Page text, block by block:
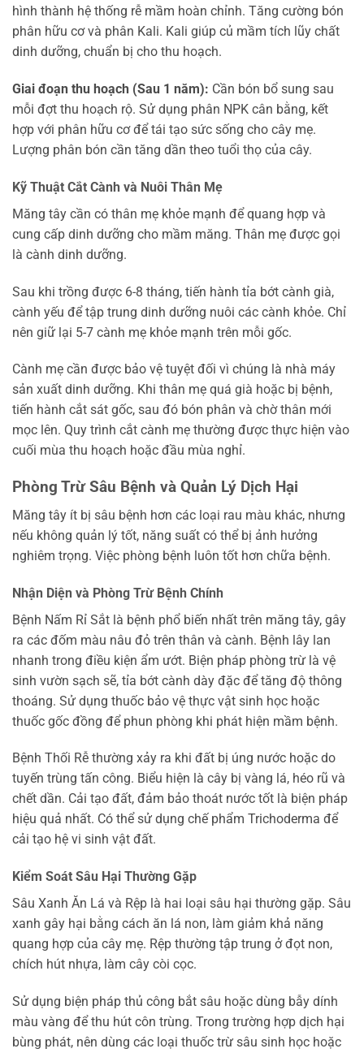
hình thành hệ thống rễ mầm hoàn chỉnh. Tăng cường bón
phân hữu cơ và phân Kali. Kali giúp củ mầm tích lũy chất
dinh dưỡng, chuẩn bị cho thu hoạch.
Giai đoạn thu hoạch (Sau 1 năm): Cần bón bổ sung sau
mỗi đợt thu hoạch rộ. Sử dụng phân NPK cân bằng, kết
hợp với phân hữu cơ để tái tạo sức sống cho cây mẹ.
Lượng phân bón cần tăng dần theo tuổi thọ của cây.
Kỹ Thuật Cắt Cành và Nuôi Thân Mẹ
Măng tây cần có thân mẹ khỏe mạnh để quang hợp và
cung cấp dinh dưỡng cho mầm măng. Thân mẹ được gọi
là cành dinh dưỡng.
Sau khi trồng được 6-8 tháng, tiến hành tỉa bớt cành già,
cành yếu để tập trung dinh dưỡng nuôi các cành khỏe. Chỉ
nên giữ lại 5-7 cành mẹ khỏe mạnh trên mỗi gốc.
Cành mẹ cần được bảo vệ tuyệt đối vì chúng là nhà máy
sản xuất dinh dưỡng. Khi thân mẹ quá già hoặc bị bệnh,
tiến hành cắt sát gốc, sau đó bón phân và chờ thân mới
mọc lên. Quy trình cắt cành mẹ thường được thực hiện vào
cuối mùa thu hoạch hoặc đầu mùa nghỉ.
Phòng Trừ Sâu Bệnh và Quản Lý Dịch Hại
Măng tây ít bị sâu bệnh hơn các loại rau màu khác, nhưng
nếu không quản lý tốt, năng suất có thể bị ảnh hưởng
nghiêm trọng. Việc phòng bệnh luôn tốt hơn chữa bệnh.
Nhận Diện và Phòng Trừ Bệnh Chính
Bệnh Nấm Rỉ Sắt là bệnh phổ biến nhất trên măng tây, gây
ra các đốm màu nâu đỏ trên thân và cành. Bệnh lây lan
nhanh trong điều kiện ẩm ướt. Biện pháp phòng trừ là vệ
sinh vườn sạch sẽ, tỉa bớt cành dày đặc để tăng độ thông
thoáng. Sử dụng thuốc bảo vệ thực vật sinh học hoặc
thuốc gốc đồng để phun phòng khi phát hiện mầm bệnh.
Bệnh Thối Rễ thường xảy ra khi đất bị úng nước hoặc do
tuyến trùng tấn công. Biểu hiện là cây bị vàng lá, héo rũ và
chết dần. Cải tạo đất, đảm bảo thoát nước tốt là biện pháp
hiệu quả nhất. Có thể sử dụng chế phẩm Trichoderma để
cải tạo hệ vi sinh vật đất.
Kiểm Soát Sâu Hại Thường Gặp
Sâu Xanh Ăn Lá và Rệp là hai loại sâu hại thường gặp. Sâu
xanh gây hại bằng cách ăn lá non, làm giảm khả năng
quang hợp của cây mẹ. Rệp thường tập trung ở đọt non,
chích hút nhựa, làm cây còi cọc.
Sử dụng biện pháp thủ công bắt sâu hoặc dùng bẫy dính
màu vàng để thu hút côn trùng. Trong trường hợp dịch hại
bùng phát, nên dùng các loại thuốc trừ sâu sinh học hoặc